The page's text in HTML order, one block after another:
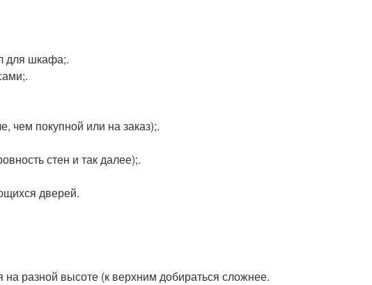
для шкафа;.
чем покупной или на заказ);.
стен и так далее);.
дверей.
разной высоте (к верхним добираться сложнее.